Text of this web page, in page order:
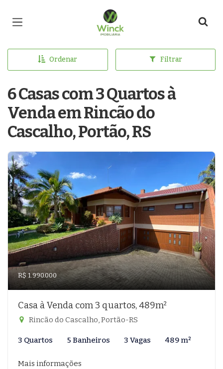
Página inicial
Ordenar Filtrar
6 Casas com 3 Quartos à
Venda em Rincão do
Cascalho, Portão, RS
R$ 1.990.000
Casa à Venda com 3 quartos, 489m²
Rincão do Cascalho, Portão-RS
3 Quartos 5 Banheiros 3 Vagas 489 m²
Mais informações